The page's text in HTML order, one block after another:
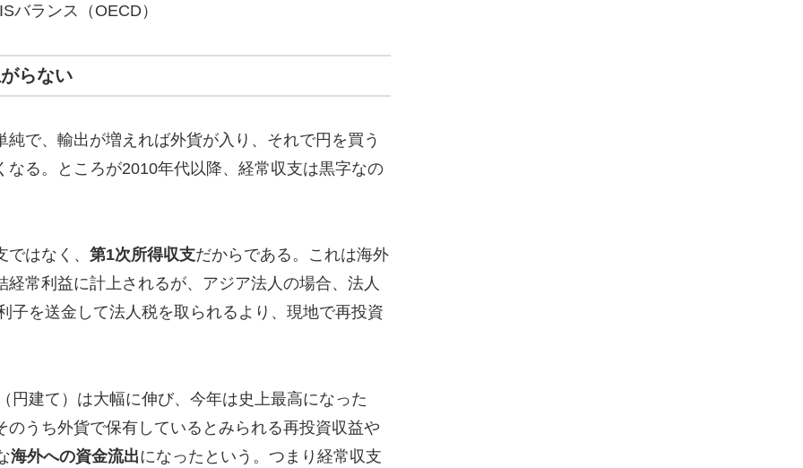
バランス（OECD）
らない
で、輸出が増えれば外貨が入り、それで円を買う
る。ところが2010年代以降、経常収支は黒字なの
はなく、 第1次所得収支だからである。これは海外
常利益に計上されるが、アジア法人の場合、法人
子を送金して法人税を取られるより、現地で再投資
円建て）は大幅に伸び、今年は史上最高になった
のうち外貨で保有しているとみられる再投資収益や
海外への資金流出になったという。つまり経常収支